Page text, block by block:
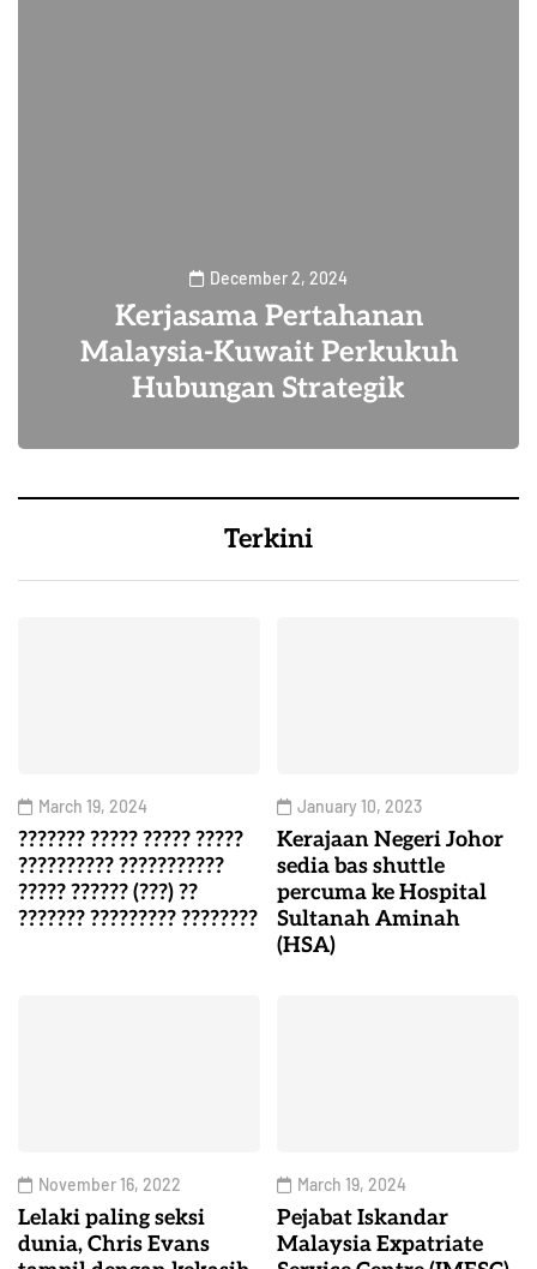
December 2, 2024
Kerjasama Pertahanan
Malaysia-Kuwait Perkukuh
Hubungan Strategik
Terkini
March 19, 2024
??????? ????? ????? ?????
?????????? ???????????
????? ?????? (???) ??
??????? ????????? ????????
January 10, 2023
Kerajaan Negeri Johor
sedia bas shuttle
percuma ke Hospital
Sultanah Aminah
(HSA)
November 16, 2022
Lelaki paling seksi
dunia, Chris Evans
March 19, 2024
Pejabat Iskandar
Malaysia Expatriate